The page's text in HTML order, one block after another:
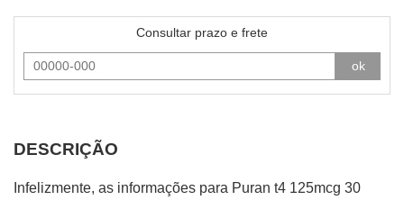
Consultar prazo e frete
ok
DESCRIÇÃO
Infelizmente, as informações para Puran t4 125mcg 30